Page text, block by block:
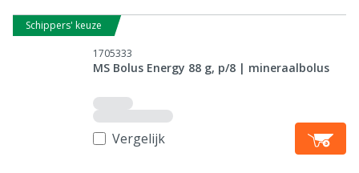
Schippers' keuze
1705333
MS Bolus Energy 88 g, p/8 | mineraalbolus
Vergelijk